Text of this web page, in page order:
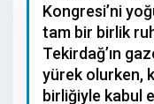
Kongresi’ni
tam bir birlik
Tekirdağ’ın
yürek olurken,
birliğiyle kabul